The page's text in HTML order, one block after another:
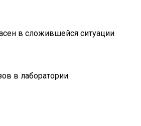
в сложившейся ситуации
в лаборатории.